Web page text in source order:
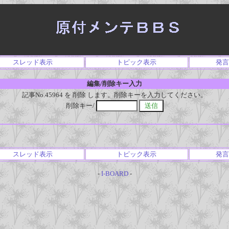
スレッド表示 トピック表示 発
編集/削除キー入力
記事No.45964 を 削除 します。削除キーを入力してください。
削除キー/
スレッド表示 トピック表示 発
- I-BOARD-